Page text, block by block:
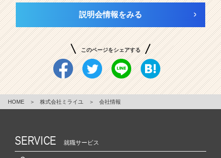
説明会情報をみる
このページをシェアする
HOME ＞ 株式会社ミライユ ＞ 会社情報
SERVICE 就職サービス